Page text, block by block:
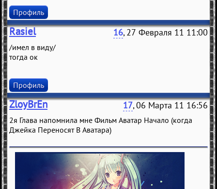
Профиль
Rasiel 16, 27 Февраля 11 11:00
/имел в виду/
тогда ок
Профиль
ZloyBrEn 17, 06 Марта 11 16:56
2я Глава напомнила мне Фильм Аватар Начало (когда
Джейка Переносят В Аватара)